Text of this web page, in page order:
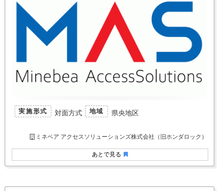
あとで見る
実施形式 対面方式 地域 県央地区
ミネベア アクセスソリューションズ株式会社（旧ホンダロック）